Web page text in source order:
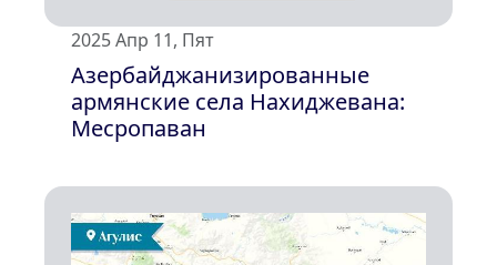
2025 Апр 11, Пят
Азербайджанизированные
армянские села Нахиджевана:
Месропаван